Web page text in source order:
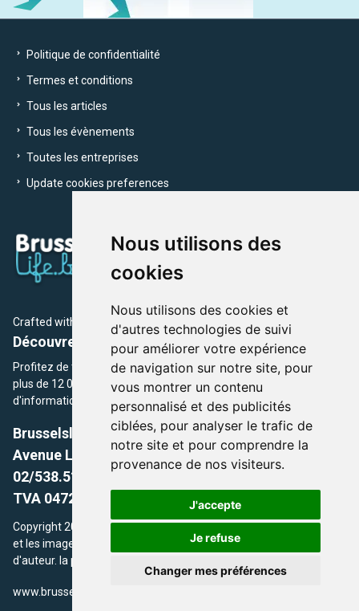
Nous utilisons des
cookies
Nous utilisons des cookies et
d'autres technologies de suivi
pour améliorer votre expérience
de navigation sur notre site, pour
vous montrer un contenu
personnalisé et des publicités
ciblées, pour analyser le trafic de
notre site et pour comprendre la
provenance de nos visiteurs.
J'accepte
Je refuse
Changer mes préférences
Politique de confidentialité
Termes et conditions
Tous les articles
Tous les évènements
Toutes les entreprises
Update cookies preferences
Crafted with by Brusselslife Team
Découvrez plus de 12 000 adresses et événements
Profitez de toutes les sections de BrusselsLife.be et découvrez
plus de 12 000 adresses et un grand choix d'événements,
d'informations et de conseils et astuces de notre écriture.
Brusselslife.be
Avenue Louise, 500 -1050 Ixelles, Brussels,
02/538.51.49.
TVA 0472.281.221
Copyright 2026 © Brusselslife.be Tous droits réservés. Le contenu
et les images utilisés sur ce site sont protégés par le droit
d'auteur. la propriétaires respectifs.
www.brusselsLife.be